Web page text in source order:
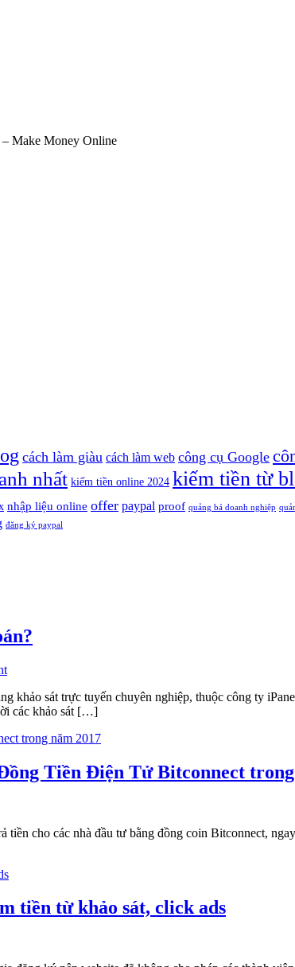
Make Money Online
cách làm giàu cách làm web công cụ Google
nhất kiếm tiền online 2024 kiếm tiền từ
nhập liệu online offer paypal proof quảng bá doanh nghiệp
đăng ký paypal
sát trực tuyến chuyên nghiệp, thuộc công ty
các khảo sát […]
Tiền Điện Tử Bitconnect trong
cho các nhà đầu tư bằng đồng coin Bitconnect,
tiền từ khảo sát, click ads